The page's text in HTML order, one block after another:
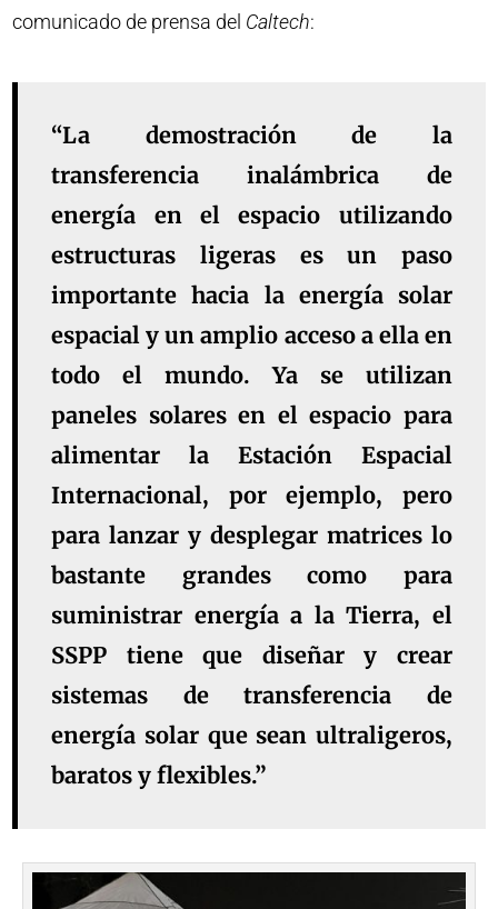
comunicado de prensa del Caltech:
“La demostración de la
transferencia inalámbrica de
energía en el espacio utilizando
estructuras ligeras es un paso
importante hacia la energía solar
espacial y un amplio acceso a ella en
todo el mundo. Ya se utilizan
paneles solares en el espacio para
alimentar la Estación Espacial
Internacional, por ejemplo, pero
para lanzar y desplegar matrices lo
bastante grandes como para
suministrar energía a la Tierra, el
SSPP tiene que diseñar y crear
sistemas de transferencia de
energía solar que sean ultraligeros,
baratos y flexibles.”